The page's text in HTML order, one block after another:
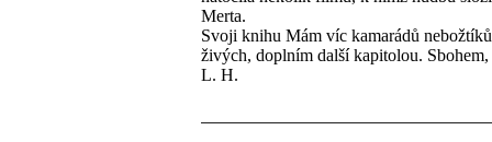
Merta.
Svoji knihu Mám víc kamarádů
živých, doplním další kapitolou.
L. H.